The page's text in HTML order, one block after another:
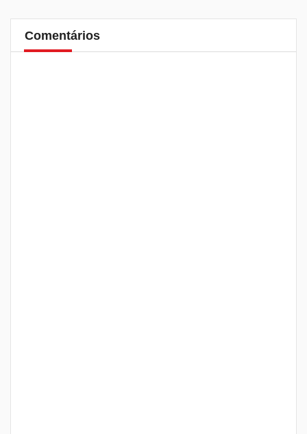
Comentários